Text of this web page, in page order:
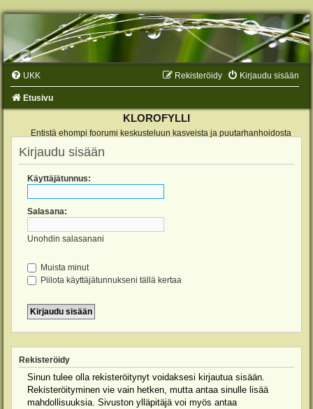
UKK Kirjaudu sisään
Rekisteröidy
Etusivu
KLOROFYLLI
Entistä ehompi foorumi keskusteluun kasveista ja puutarhanhoidosta
Kirjaudu sisään
Käyttäjätunnus:
Salasana:
Unohdin salasanani
Muista minut
Piilota käyttäjätunnukseni tällä kertaa
Rekisteröidy
Sinun tulee olla rekisteröitynyt voidaksesi kirjautua sisään.
Rekisteröityminen vie vain hetken, mutta antaa sinulle lisää
mahdollisuuksia. Sivuston ylläpitäjä voi myös antaa